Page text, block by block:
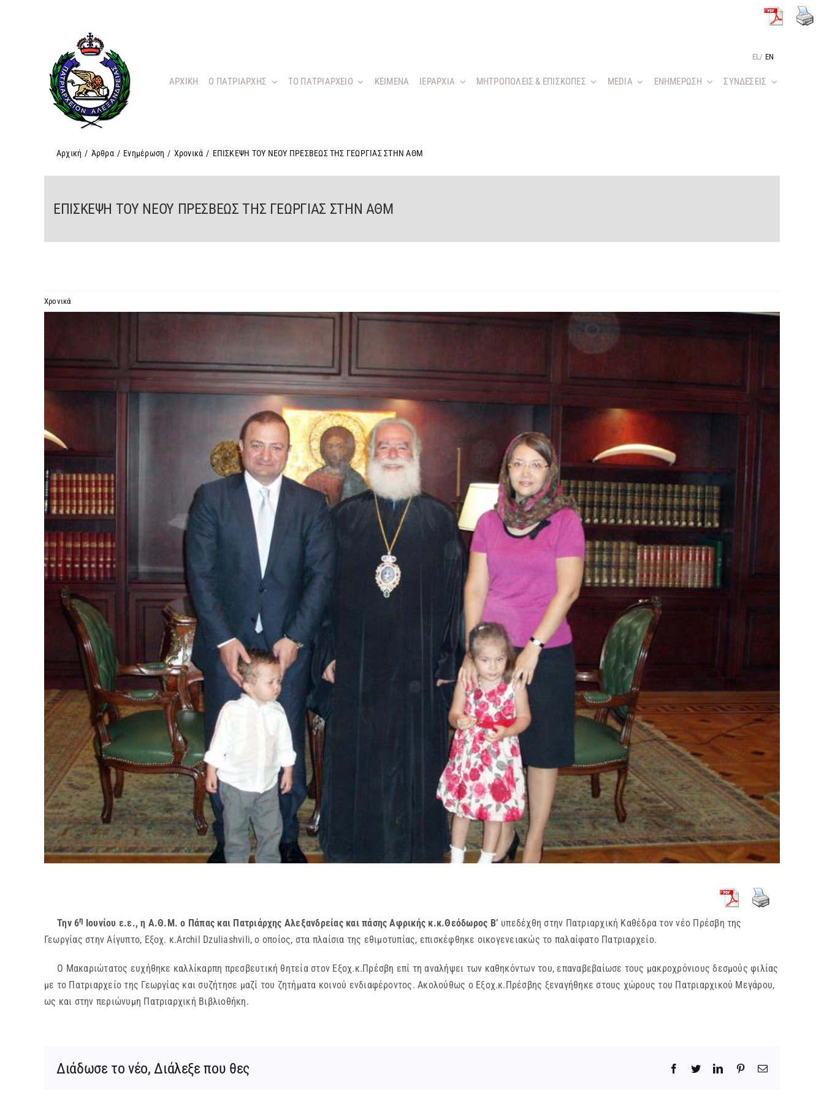
EL / EN
ΑΡΧΙΚΗ O ΠΑΤΡΙΑΡΧΗΣ ΤΟ ΠΑΤΡΙΑΡΧΕΙΟ KEIMENA ΙΕΡΑΡΧΙΑ ΜΗΤΡΟΠΟΛΕΙΣ & ΕΠΙΣΚΟΠΕΣ MEDIA ΕΝΗΜΕΡΩΣΗ ΣΥΝΔΕΣΕΙΣ
Αρχική / Άρθρα / Ενημέρωση / Χρονικά / ΕΠΙΣΚΕΨΗ ΤΟΥ ΝΕΟΥ ΠΡΕΣΒΕΩΣ ΤΗΣ ΓΕΩΡΓΙΑΣ ΣΤΗΝ ΑΘΜ
ΕΠΙΣΚΕΨΗ ΤΟΥ ΝΕΟΥ ΠΡΕΣΒΕΩΣ ΤΗΣ ΓΕΩΡΓΙΑΣ ΣΤΗΝ ΑΘΜ
Χρονικά
Την 6η Ιουνίου ε.ε., η Α.Θ.Μ. ο Πάπας και Πατριάρχης Αλεξανδρείας και πάσης Αφρικής κ.κ.Θεόδωρος Β’ υπεδέχθη στην Πατριαρχική Καθέδρα τον νέο Πρέσβη της
Γεωργίας στην Αίγυπτο, Εξοχ. κ.Archil Dzuliashvili, ο οποίος, στα πλαίσια της εθιμοτυπίας, επισκέφθηκε οικογενειακώς το παλαίφατο Πατριαρχείο.
Ο Μακαριώτατος ευχήθηκε καλλίκαρπη πρεσβευτική θητεία στον Εξοχ.κ.Πρέσβη επί τη αναλήψει των καθηκόντων του, επαναβεβαίωσε τους μακροχρόνιους δεσμούς φιλίας
με το Πατριαρχείο της Γεωργίας και συζήτησε μαζί του ζητήματα κοινού ενδιαφέροντος. Ακολούθως ο Εξοχ.κ.Πρέσβης ξεναγήθηκε στους χώρους του Πατριαρχικού Μεγάρου,
ως και στην περιώνυμη Πατριαρχική Βιβλιοθήκη.
Διάδωσε το νέο, Διάλεξε που θες Facebook
TwitterLinkedInPinterestEmail